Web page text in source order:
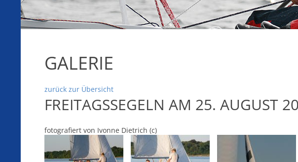
8
GALERIE
zurück zur Übersicht
FREITAGSSEGELN AM 25. AUGUST
fotografiert von Ivonne Dietrich (c)